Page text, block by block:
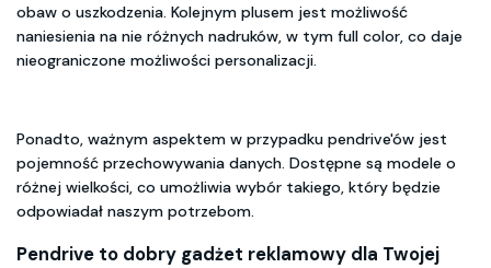
obaw o uszkodzenia. Kolejnym plusem jest możliwość
naniesienia na nie różnych nadruków, w tym full color, co daje
nieograniczone możliwości personalizacji.
Ponadto, ważnym aspektem w przypadku pendrive'ów jest
pojemność przechowywania danych. Dostępne są modele o
różnej wielkości, co umożliwia wybór takiego, który będzie
odpowiadał naszym potrzebom.
Pendrive to dobry gadżet reklamowy dla Twojej